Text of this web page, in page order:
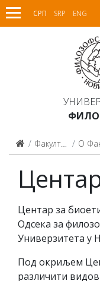
СРП SRP ENG
Факултет О
Центар за
Одсека за
Универзитета у
Под окриљем
различити